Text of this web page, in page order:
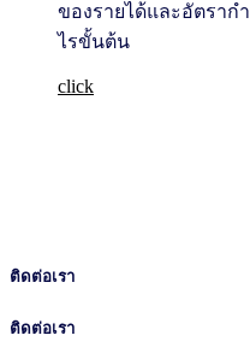
ของรายได้และอัตรากํา
ไรขั้นต้น
click
ติดต่อเรา
ติดต่อเรา